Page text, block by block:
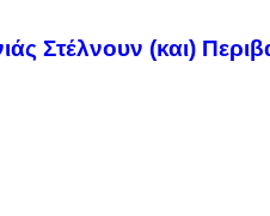
Στέλνουν (και)